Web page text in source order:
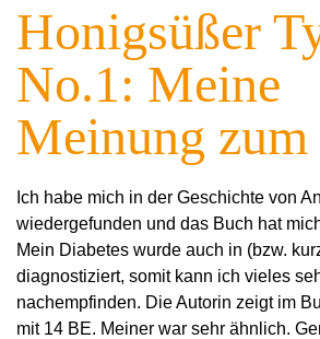
Honigsüßer
No.1: Meine
Meinung
Ich habe mich in der Geschichte von
wiedergefunden und das Buch hat
Mein Diabetes wurde auch in (bzw.
diagnostiziert, somit kann ich vieles
nachempfinden. Die Autorin zeigt im
mit 14 BE. Meiner war sehr ähnlich.